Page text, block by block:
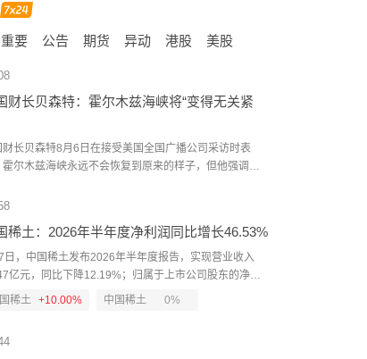
重要 公告 期货 异动 港股 美股
财长贝森特：霍尔木兹海峡将“变得无关紧
财长贝森特8月6日在接受美国全国广播公司采访时表
霍尔木兹海峡永远不会恢复到原来的样子，但他强调，
兹海峡将失去当前能源运输“咽喉要道”的地位。贝森特
峡运输的能源中将有超过50%或70%改由地下管道输
（CCTV国际时讯）
稀土：2026年半年度净利润同比增长46.53%
日，中国稀土发布2026年半年度报告，实现营业收入
亿元，同比下降12.19%；归属于上市公司股东的净利
亿元，同比增长46.53%。报告期内，稀土行业供需格
涨幅明显。（新京报）
稀土 +10.00% 中国稀土 0%